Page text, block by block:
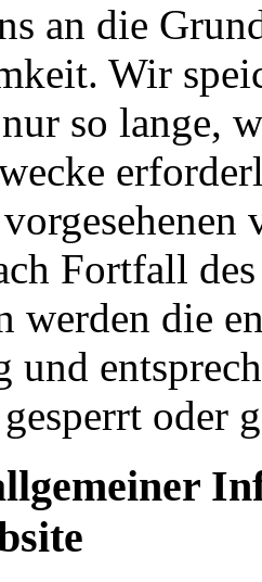
an die
Wir
so lange,
Fortfall
werden die
und
oder